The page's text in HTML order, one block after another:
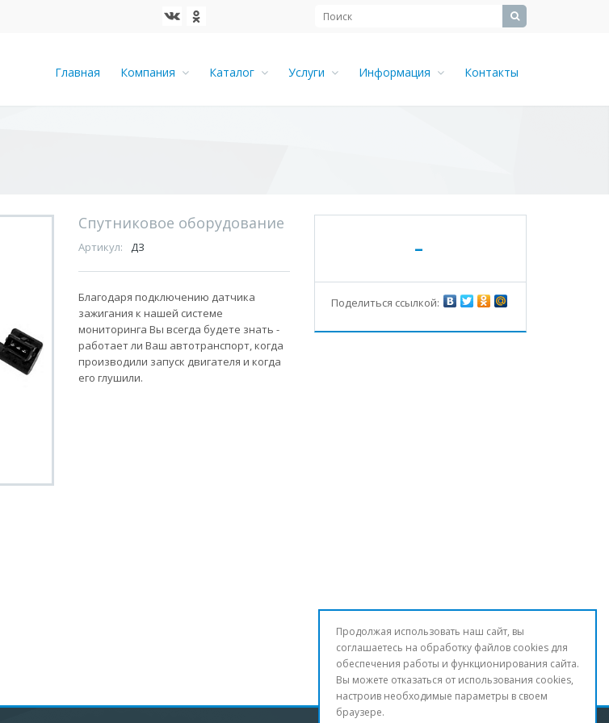
Главная Компания Каталог Услуги Информация Контакты
Спутниковое оборудование
Артикул: ДЗ
Благодаря подключению датчика
зажигания к нашей системе
мониторинга Вы всегда будете знать -
работает ли Ваш автотранспорт, когда
производили запуск двигателя и когда
его глушили.
-
Поделиться ссылкой:
Продолжая использовать наш сайт, вы
соглашаетесь на обработку файлов cookies для
обеспечения работы и функционирования сайта.
Вы можете отказаться от использования cookies,
настроив необходимые параметры в своем
браузере.